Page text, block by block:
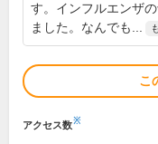
す。インフルエンザ
ました。なんでも...
こ
アクセス数※